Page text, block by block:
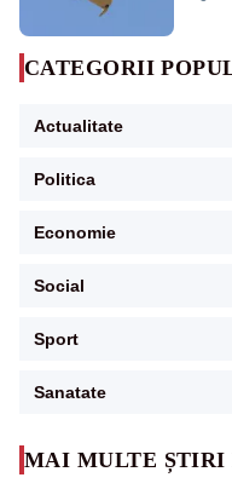
MAI MULTE ȘTIRI
CATEGORII
Actualitate
Politica
Economie
Social
Sport
Sanatate